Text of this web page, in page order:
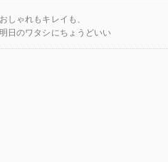
おしゃれもキレイも、
明日のワタシにちょうどいい